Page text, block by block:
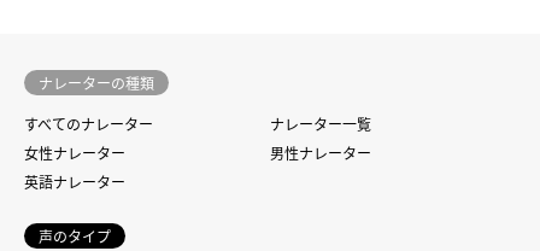
ナレーターの種類
すべてのナレーター
ナレーター一覧
女性ナレーター
男性ナレーター
英語ナレーター
声のタイプ